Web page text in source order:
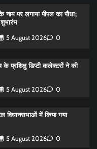
पर लगाया पीपल का पौधा;
5 August 2026 0
प्रशिक्षु डिप्टी कलेक्टरों ने की
5 August 2026 0
विधानसभाओं में किया गया
5 August 2026 0